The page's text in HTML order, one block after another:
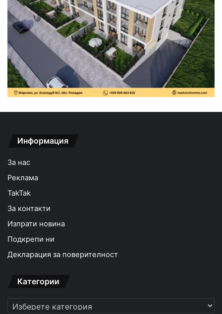
Информация
За нас
Реклама
TakTak
За контакти
Изпрати новина
Подкрепи ни
Декларация за поверителност
Категории
Категории